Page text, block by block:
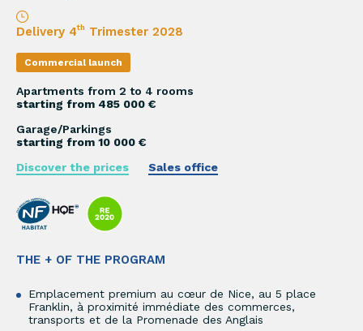
Delivery 4th Trimester 2028
Commercial launch
Apartments from 2 to 4 rooms
starting from 485 000 €
Garage/Parkings
starting from 10 000 €
Discover the prices
Sales office
THE + OF THE PROGRAM
Emplacement premium au cœur de Nice, au 5 place
Franklin, à proximité immédiate des commerces,
transports et de la Promenade des Anglais